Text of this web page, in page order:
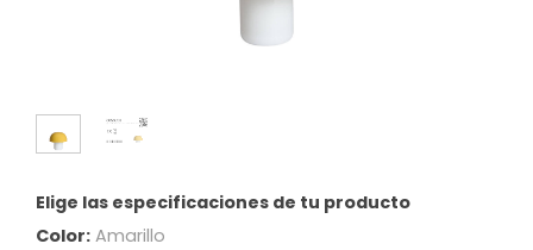
Elige las especificaciones de tu producto
Color: Amarillo